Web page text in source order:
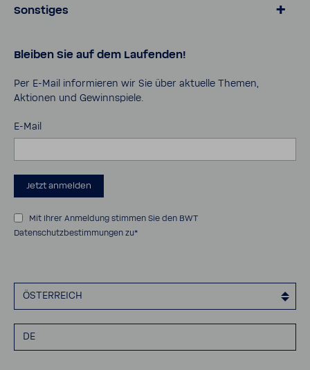
Lösungen für Geschäfts­kunden
Über BWT
Pro Portal
Kontakt
Sonstiges
AGB
Impressum
Cookies
Sicher­heits­da­ten­blätter
Bleiben Sie auf dem Laufenden!
Per E-​Mail infor­mieren wir Sie über aktu­elle Themen,
Aktionen und Gewinn­spiele.
E-Mail
Jetzt anmelden
Mit Ihrer Anmeldung stimmen Sie den BWT
Datenschutzbestimmungen zu*
ÖSTER­REICH
DE